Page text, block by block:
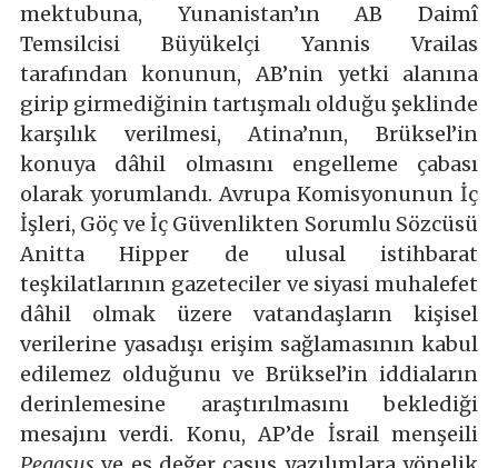
mektubuna, Yunanistan’ın AB Daimî
Temsilcisi Büyükelçi Yannis Vrailas
tarafından konunun, AB’nin yetki alanına
girip girmediğinin tartışmalı olduğu şeklinde
karşılık verilmesi, Atina’nın, Brüksel’in
konuya dâhil olmasını engelleme çabası
olarak yorumlandı. Avrupa Komisyonunun İç
İşleri, Göç ve İç Güvenlikten Sorumlu Sözcüsü
Anitta Hipper de ulusal istihbarat
teşkilatlarının gazeteciler ve siyasi muhalefet
dâhil olmak üzere vatandaşların kişisel
verilerine yasadışı erişim sağlamasının kabul
edilemez olduğunu ve Brüksel’in iddiaların
derinlemesine araştırılmasını beklediği
mesajını verdi. Konu, AP’de İsrail menşeili